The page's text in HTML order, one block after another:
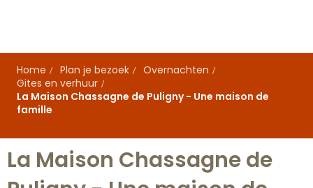
principal
Home
Plan je bezoek
Overnachten
Gites en verhuur
La Maison Chassagne de Puligny - Une maison de
famille
La Maison Chassagne de